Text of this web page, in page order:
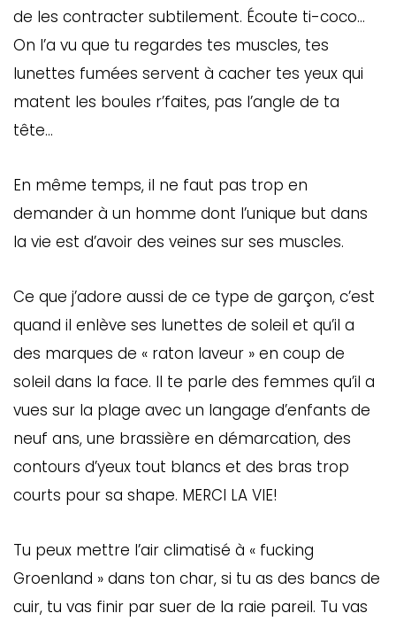
de les contracter subtilement. Écoute ti-coco…
On l’a vu que tu regardes tes muscles, tes
lunettes fumées servent à cacher tes yeux qui
matent les boules r’faites, pas l’angle de ta
tête…
En même temps, il ne faut pas trop en
demander à un homme dont l’unique but dans
la vie est d’avoir des veines sur ses muscles.
Ce que j’adore aussi de ce type de garçon, c’est
quand il enlève ses lunettes de soleil et qu’il a
des marques de « raton laveur » en coup de
soleil dans la face. Il te parle des femmes qu’il a
vues sur la plage avec un langage d’enfants de
neuf ans, une brassière en démarcation, des
contours d’yeux tout blancs et des bras trop
courts pour sa shape. MERCI LA VIE!
Tu peux mettre l’air climatisé à « fucking
Groenland » dans ton char, si tu as des bancs de
cuir, tu vas finir par suer de la raie pareil. Tu vas